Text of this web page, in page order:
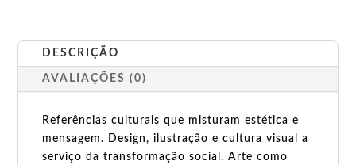
DESCRIÇÃO
AVALIAÇÕES (0)
Referências culturais que misturam estética e
mensagem. Design, ilustração e cultura visual a
serviço da transformação social. Arte como